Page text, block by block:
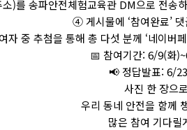
)를 송파안전체험교육관 DM으로 전송
④ 게시물에 ‘참여완료’
자 중 추첨을 통해 총 다섯 분께 ‘네이버
📅 참여기간: 6/9(화
📢 정답발표: 6/
사진 한 장으로
우리 동네 안전을 함께
많은 참여 기다릴